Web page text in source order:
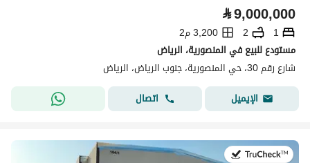
⃁9,000,000
1
2
3,200 م2
مستودع للبيع في المنصورية، الرياض
شارع رقم 30، حي المنصورية، جنوب الرياض، الرياض
الإيميل
اتصال
في:19 يوليو 2026